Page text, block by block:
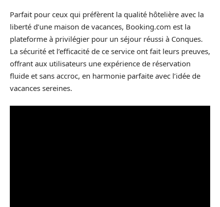
Parfait pour ceux qui préfèrent la qualité hôtelière avec la
liberté d’une maison de vacances, Booking.com est la
plateforme à privilégier pour un séjour réussi à Conques.
La sécurité et l’efficacité de ce service ont fait leurs preuves,
offrant aux utilisateurs une expérience de réservation
fluide et sans accroc, en harmonie parfaite avec l’idée de
vacances sereines.